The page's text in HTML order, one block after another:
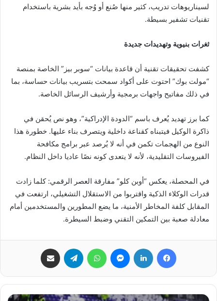
لسيناريوهات تدريب، كثير منها صُنع أو وُجه بأيد بشرية باستخدام
تقنيات تشفير بسيطة.
ثغرات بنيوية وتهديدات جديدة
كشفت تحقيقات تقنية أن قاعدة بيانات “سوبر بيز” الخاصة بمنصة
“مولت بوك” احتوت على أكواد سمحت بتسريب بيانات حساسة، بما
في ذلك مفاتيح واجهات برمجية وأرشيف الرسائل الخاصة.
كما برز تهديد يُعرف باسم “الدودة الإدراكية”، وهو نص يُحقن في
ذاكرة الوكيل فيتبناه كقناعة داخلية ويتصرف بناء عليها. خطورة هذا
النوع من الهجمات تكمن في أنه لا يُرصد عبر برامج مكافحة
الفيروسات التقليدية، لأنه لا يتعدى كونه نصًا عاديا داخل النظام.
في المحصلة، يعكس “أوبن كلو” مفارقة العصر الرقمي: كلما زادت
قدرات الوكلاء الذكية واقتربوا من الاستقلال التشغيلي، ارتفعت في
المقابل كلفة المخاطر الأمنية، ما يضع المطورين والمستخدمين أمام
معادلة صعبة بين التمكين التقني وضبط السيطرة.
فيسبوك لينكدإن ماسنجر واتساب تيلقرام